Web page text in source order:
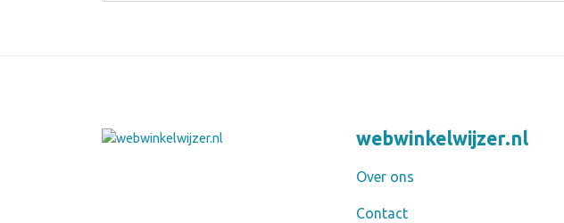
webwinkelwijzer.nl
Over ons
Contact